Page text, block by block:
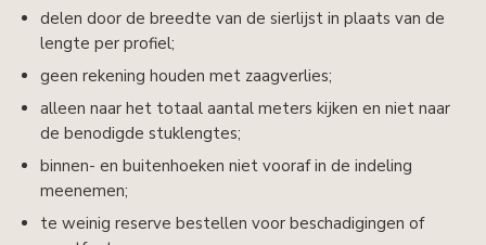
delen door de breedte van de sierlijst in plaats van de
lengte per profiel;
geen rekening houden met zaagverlies;
alleen naar het totaal aantal meters kijken en niet naar
de benodigde stuklengtes;
binnen- en buitenhoeken niet vooraf in de indeling
meenemen;
te weinig reserve bestellen voor beschadigingen of